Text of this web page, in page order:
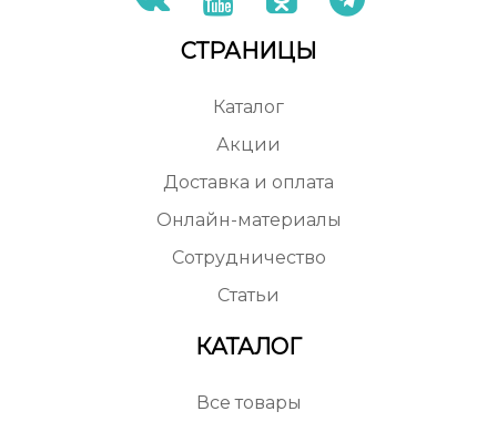
СТРАНИЦЫ
Каталог
Акции
Доставка и оплата
Онлайн-материалы
Сотрудничество
Статьи
КАТАЛОГ
Все товары